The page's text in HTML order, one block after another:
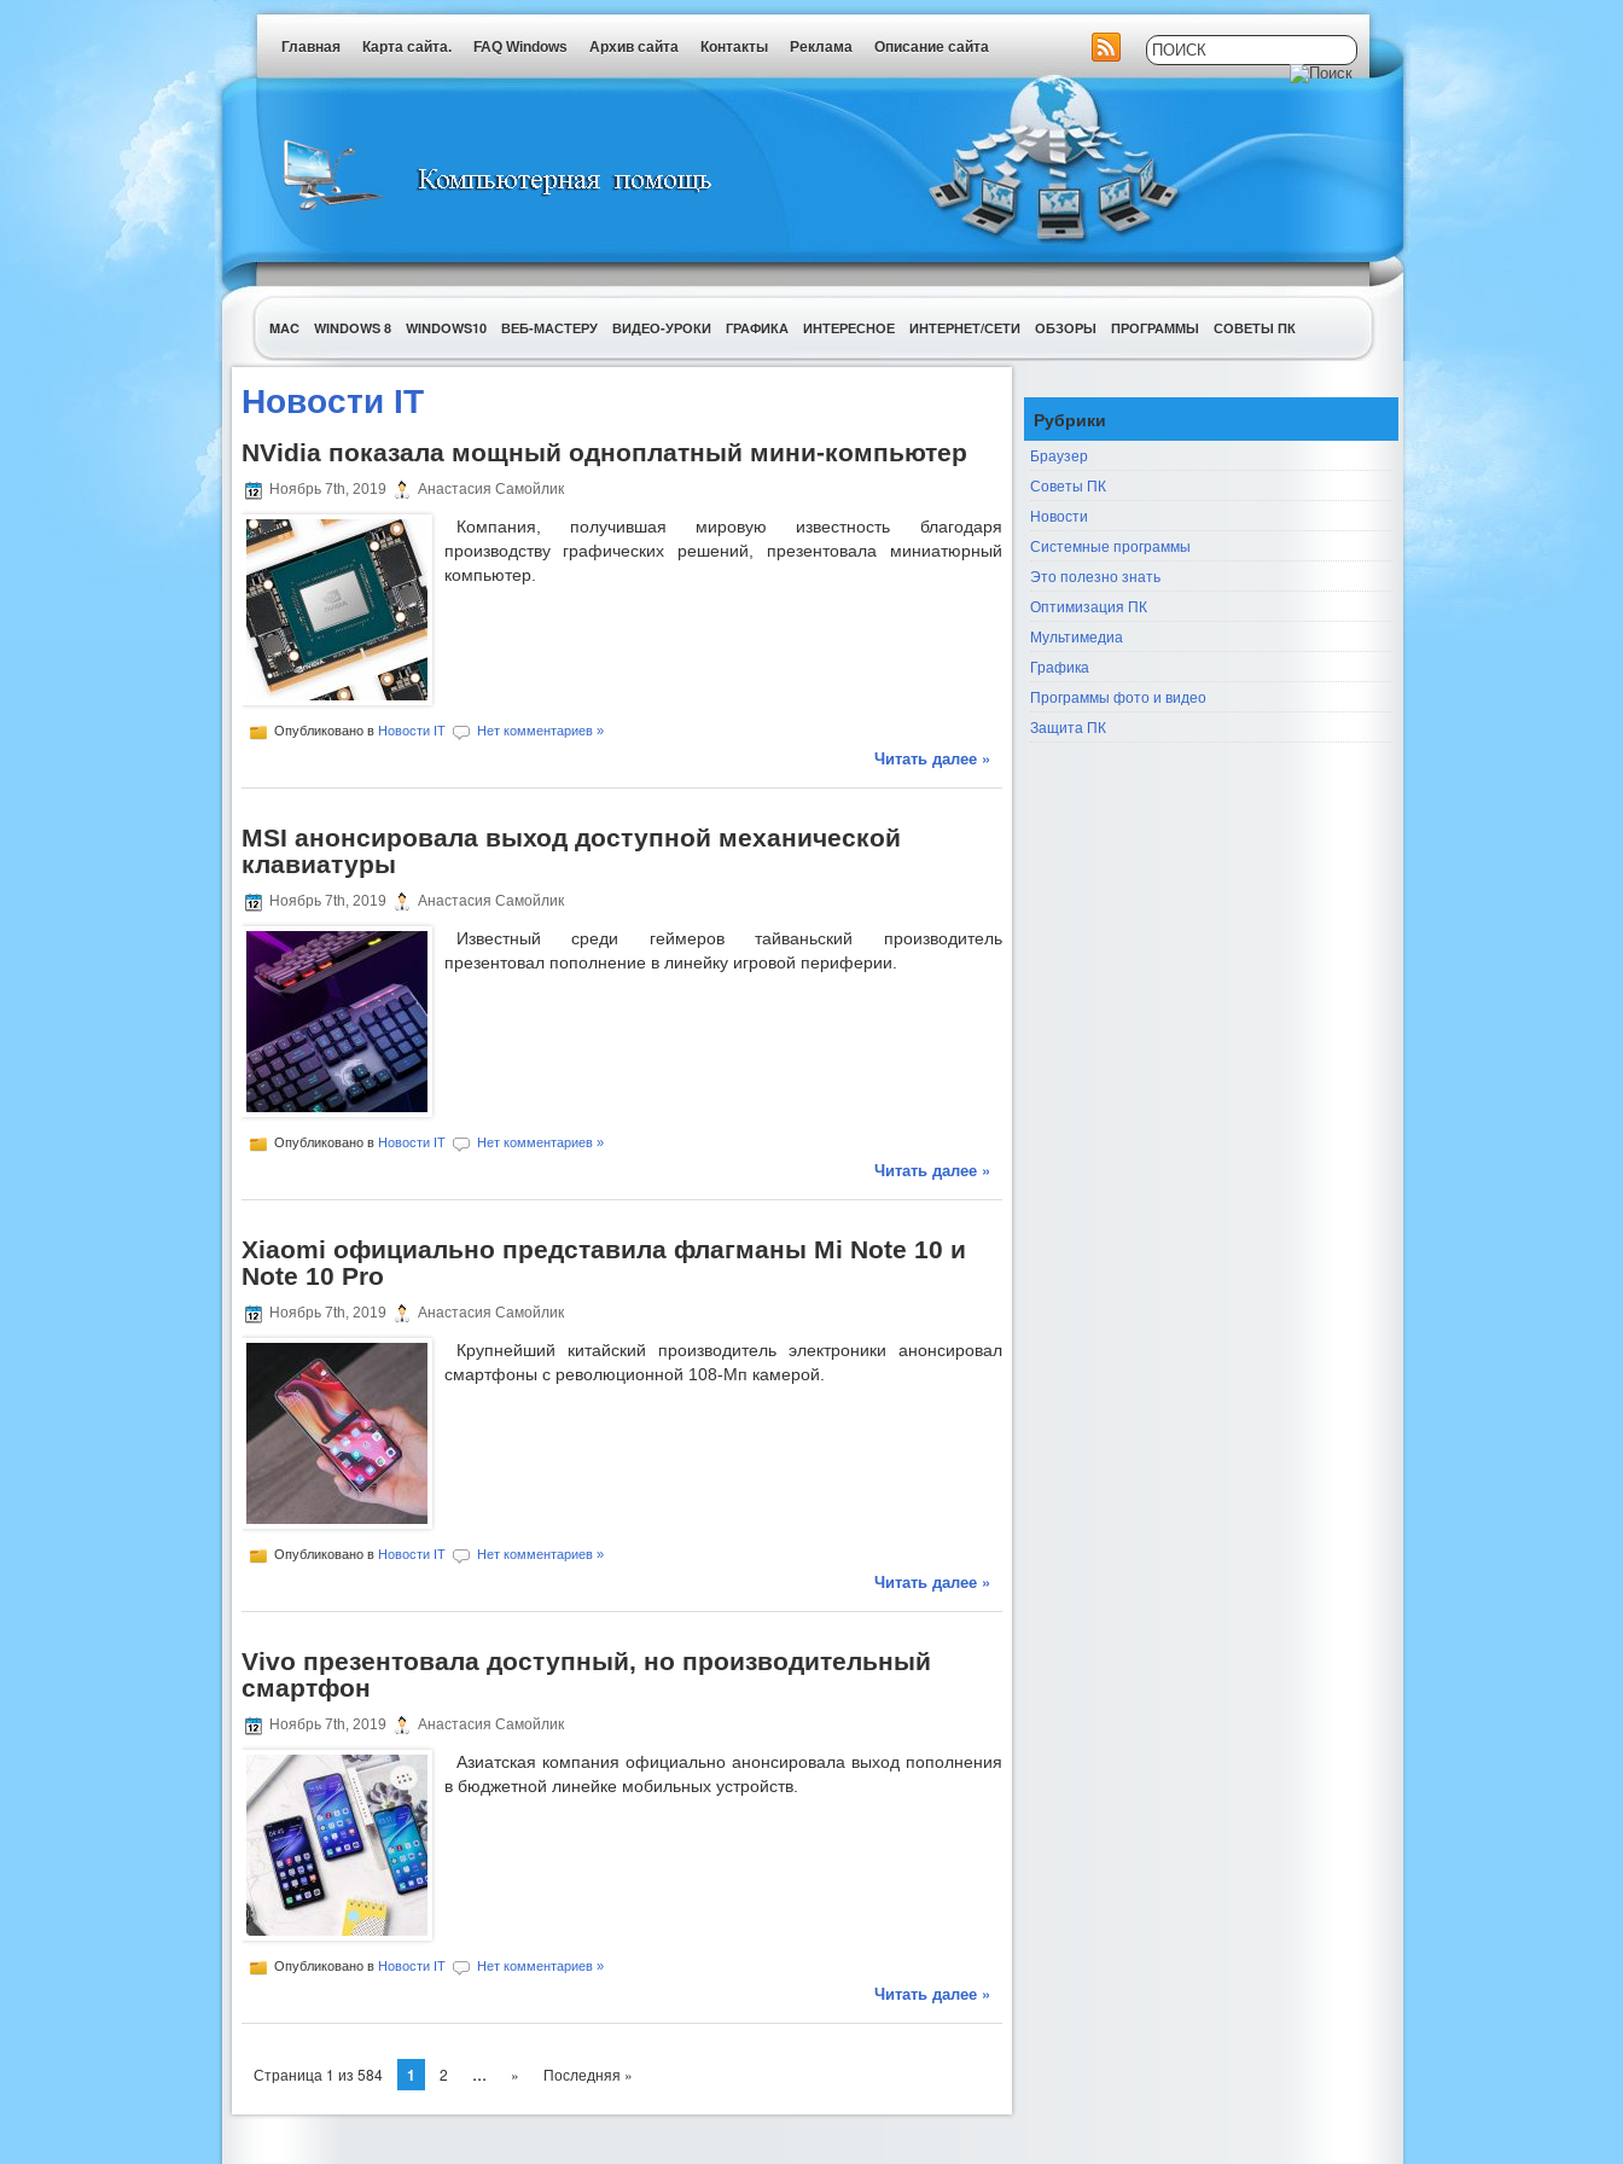
Главная Карта сайта. FAQ Windows Архив сайта Контакты Реклама Описание сайта
MAC WINDOWS 8 WINDOWS10 ВЕБ-МАСТЕРУ ВИДЕО-УРОКИ ГРАФИКА ИНТЕРЕСНОЕ ИНТЕРНЕТ/СЕТИ ОБЗОРЫ ПРОГРАММЫ СОВЕТЫ ПК
УТИЛИТЫ
Новости IT
NVidia показала мощный одноплатный мини-компьютер
Ноябрь 7th, 2019 Анастасия Самойлик
Компания, получившая мировую известность благодаря
производству графических решений, презентовала миниатюрный
компьютер.
Опубликовано в Новости IT Нет комментариев »
Читать далее »
MSI анонсировала выход доступной механической
клавиатуры
Ноябрь 7th, 2019 Анастасия Самойлик
Известный среди геймеров тайваньский производитель
презентовал пополнение в линейку игровой периферии.
Опубликовано в Новости IT Нет комментариев »
Читать далее »
Xiaomi официально представила флагманы Mi Note 10 и
Note 10 Pro
Ноябрь 7th, 2019 Анастасия Самойлик
Крупнейший китайский производитель электроники анонсировал
смартфоны с революционной 108-Мп камерой.
Опубликовано в Новости IT Нет комментариев »
Читать далее »
Vivo презентовала доступный, но производительный
смартфон
Ноябрь 7th, 2019 Анастасия Самойлик
Азиатская компания официально анонсировала выход пополнения
в бюджетной линейке мобильных устройств.
Опубликовано в Новости IT Нет комментариев »
Читать далее »
Страница 1 из 584 1 2 ... » Последняя »
Рубрики
Браузер
Советы ПК
Новости
Системные программы
Это полезно знать
Оптимизация ПК
Мультимедиа
Графика
Программы фото и видео
Защита ПК